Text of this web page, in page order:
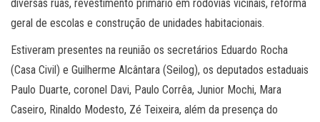
diversas ruas, revestimento primário em rodovias vicinais, reforma
geral de escolas e construção de unidades habitacionais.
Estiveram presentes na reunião os secretários Eduardo Rocha
(Casa Civil) e Guilherme Alcântara (Seilog), os deputados estaduais
Paulo Duarte, coronel Davi, Paulo Corrêa, Junior Mochi, Mara
Caseiro, Rinaldo Modesto, Zé Teixeira, além da presença do